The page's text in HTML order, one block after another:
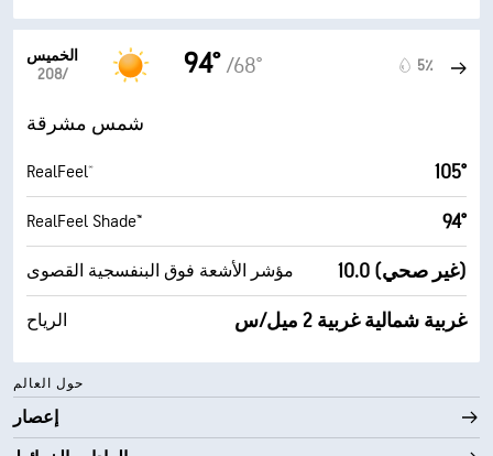
الخميس
20‏/‏8
94° /68° 5٪
شمس مشرقة
RealFeel® 105°
RealFeel Shade™ 94°
مؤشر الأشعة فوق البنفسجية القصوى 10.0 (غير صحي)
الرياح غربية شمالية غربية 2 ميل/س
حول العالم
إعصار